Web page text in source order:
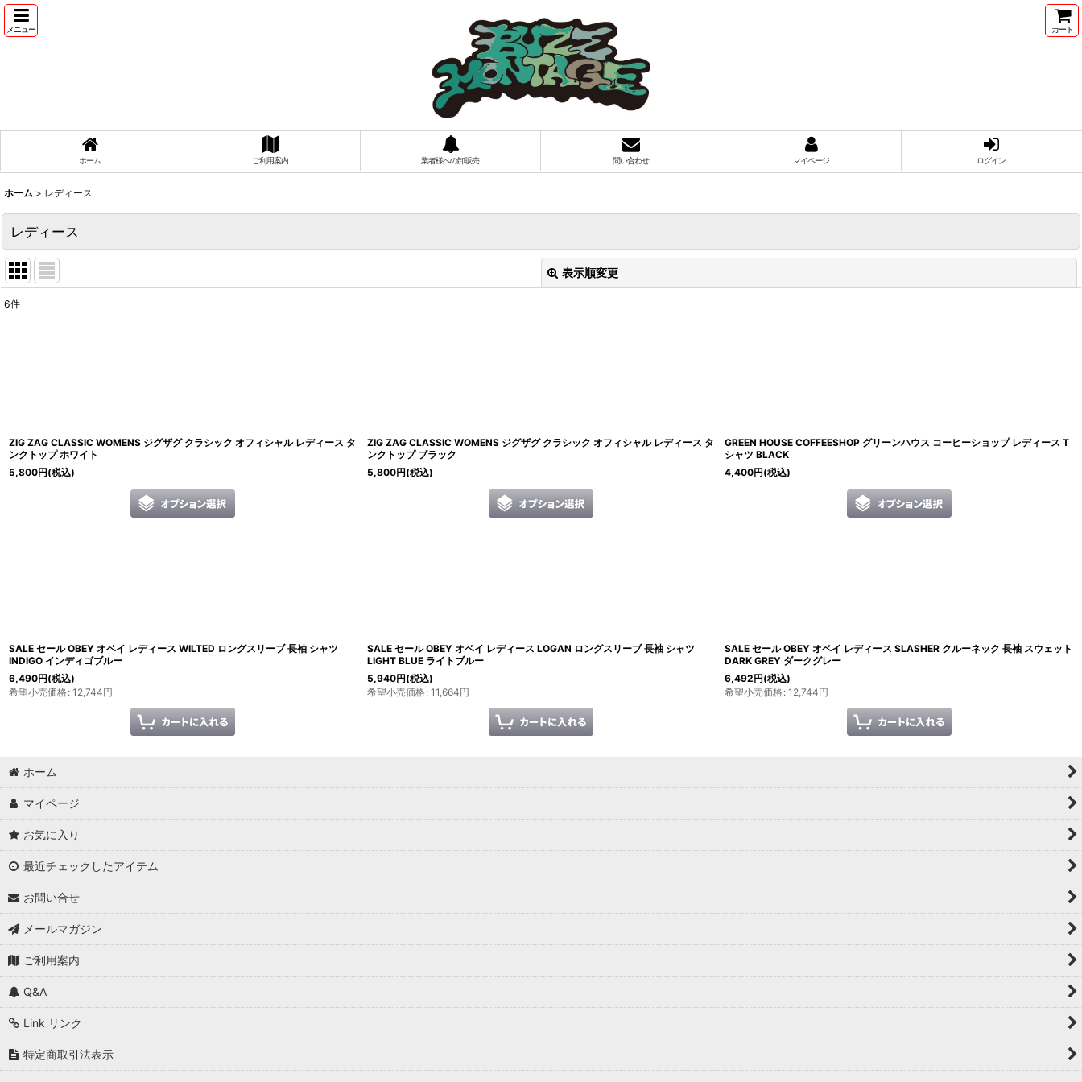
メニュー カート
ホーム ご利用案内 業者様への卸販売 問い合わせ マイページ ログイン
ホーム > レディース
レディース
表示順変更
6件
ZIG ZAG CLASSIC WOMENS ジグザグ クラシック オフィシャル レディース タ
ンクトップ ホワイト
5,800円(税込)
ZIG ZAG CLASSIC WOMENS ジグザグ クラシック オフィシャル レディース タ
ンクトップ ブラック
5,800円(税込)
GREEN HOUSE COFFEESHOP グリーンハウス コーヒーショップ レディース T
シャツ BLACK
4,400円(税込)
SALE セール OBEY オベイ レディース WILTED ロングスリーブ 長袖 シャツ
INDIGO インディゴブルー
6,490円(税込)
希望小売価格: 12,744円
SALE セール OBEY オベイ レディース LOGAN ロングスリーブ 長袖 シャツ
LIGHT BLUE ライトブルー
5,940円(税込)
希望小売価格: 11,664円
SALE セール OBEY オベイ レディース SLASHER クルーネック 長袖 スウェット
DARK GREY ダークグレー
6,492円(税込)
希望小売価格: 12,744円
ホーム
マイページ
お気に入り
最近チェックしたアイテム
お問い合せ
メールマガジン
ご利用案内
Q&A
Link リンク
特定商取引法表示